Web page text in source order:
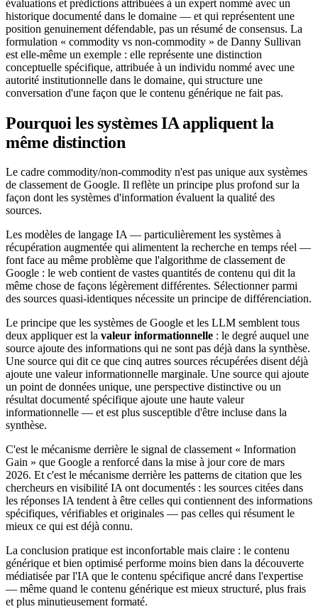
évaluations et prédictions attribuées à un expert nommé avec un
historique documenté dans le domaine — et qui représentent une
position genuinement défendable, pas un résumé de consensus. La
formulation « commodity vs non-commodity » de Danny Sullivan
est elle-même un exemple : elle représente une distinction
conceptuelle spécifique, attribuée à un individu nommé avec une
autorité institutionnelle dans le domaine, qui structure une
conversation d'une façon que le contenu générique ne fait pas.
Pourquoi les systèmes IA appliquent la
même distinction
Le cadre commodity/non-commodity n'est pas unique aux systèmes
de classement de Google. Il reflète un principe plus profond sur la
façon dont les systèmes d'information évaluent la qualité des
sources.
Les modèles de langage IA — particulièrement les systèmes à
récupération augmentée qui alimentent la recherche en temps réel —
font face au même problème que l'algorithme de classement de
Google : le web contient de vastes quantités de contenu qui dit la
même chose de façons légèrement différentes. Sélectionner parmi
des sources quasi-identiques nécessite un principe de différenciation.
Le principe que les systèmes de Google et les LLM semblent tous
deux appliquer est la valeur informationnelle : le degré auquel une
source ajoute des informations qui ne sont pas déjà dans la synthèse.
Une source qui dit ce que cinq autres sources récupérées disent déjà
ajoute une valeur informationnelle marginale. Une source qui ajoute
un point de données unique, une perspective distinctive ou un
résultat documenté spécifique ajoute une haute valeur
informationnelle — et est plus susceptible d'être incluse dans la
synthèse.
C'est le mécanisme derrière le signal de classement « Information
Gain » que Google a renforcé dans la mise à jour core de mars
2026. Et c'est le mécanisme derrière les patterns de citation que les
chercheurs en visibilité IA ont documentés : les sources citées dans
les réponses IA tendent à être celles qui contiennent des informations
spécifiques, vérifiables et originales — pas celles qui résument le
mieux ce qui est déjà connu.
La conclusion pratique est inconfortable mais claire : le contenu
générique et bien optimisé performe moins bien dans la découverte
médiatisée par l'IA que le contenu spécifique ancré dans l'expertise
— même quand le contenu générique est mieux structuré, plus frais
et plus minutieusement formaté.